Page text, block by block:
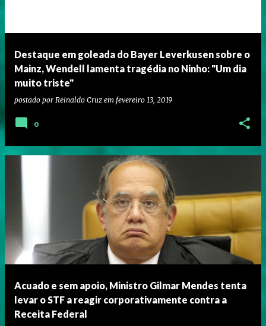
Destaque em goleada do Bayer Leverkusen sobre o
Mainz, Wendell lamenta tragédia no Ninho: "Um dia
muito triste"
postado por Reinaldo Cruz em fevereiro 13, 2019
0
Acuado e sem apoio, Ministro Gilmar Mendes tenta
levar o STF a reagir corporativamente contra a
Receita Federal